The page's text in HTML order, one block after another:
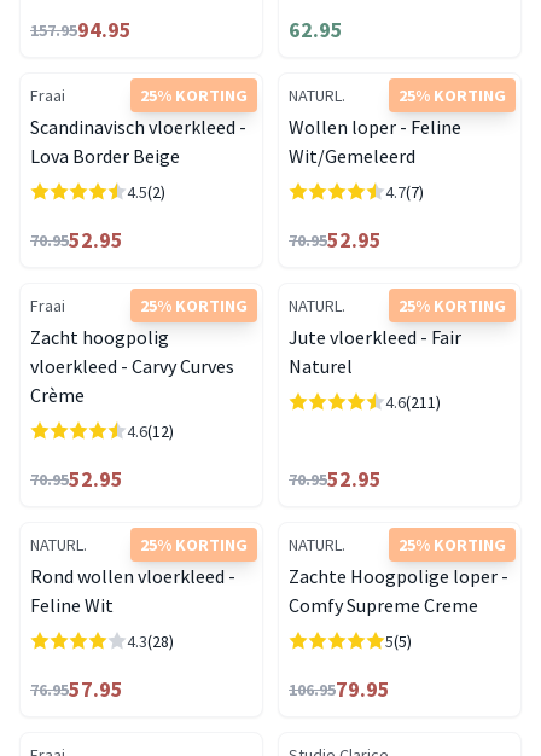
157.9594.95 62.95
25% KORTING
Fraai
Scandinavisch vloerkleed -
Lova Border Beige
4.5(2)
70.9552.95
25% KORTING
NATURL.
Wollen loper - Feline
Wit/Gemeleerd
4.7(7)
70.9552.95
25% KORTING
Fraai
Zacht hoogpolig
vloerkleed - Carvy Curves
Crème
4.6(12)
70.9552.95
25% KORTING
NATURL.
Jute vloerkleed - Fair
Naturel
4.6(211)
70.9552.95
25% KORTING
NATURL.
Rond wollen vloerkleed -
Feline Wit
4.3(28)
76.9557.95
25% KORTING
NATURL.
Zachte Hoogpolige loper -
Comfy Supreme Creme
5(5)
106.9579.95